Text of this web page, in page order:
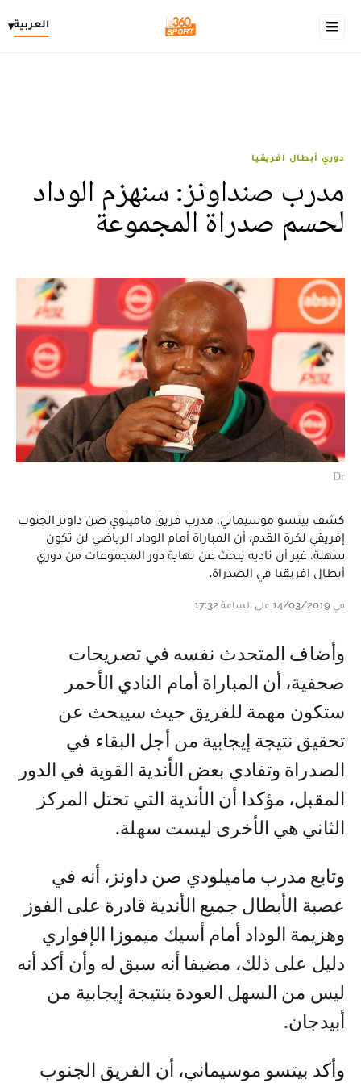
العربية▾
دوري أبطال افريقيا
مدرب صنداونز: سنهزم الوداد
لحسم صدراة المجموعة
Dr
كشف بيتسو موسيماني، مدرب فريق ماميلوي صن داونز الجنوب
إفريقي لكرة القدم، أن المباراة أمام الوداد الرياضي لن تكون
سهلة، غير أن ناديه يبحث عن نهاية دور المجموعات من دوري
أبطال افريقيا في الصدراة.
في 14/03/2019 على الساعة 17:32
وأضاف المتحدث نفسه في تصريحات
صحفية، أن المباراة أمام النادي الأحمر
ستكون مهمة للفريق حيث سيبحث عن
تحقيق نتيجة إيجابية من أجل البقاء في
الصدراة وتفادي بعض الأندية القوية في الدور
المقبل، مؤكدا أن الأندية التي تحتل المركز
الثاني هي الأخرى ليست سهلة.
وتابع مدرب ماميلودي صن داونز، أنه في
عصبة الأبطال جميع الأندية قادرة على الفوز
وهزيمة الوداد أمام أسيك ميموزا الإفواري
دليل على ذلك، مضيفا أنه سبق له وأن أكد أنه
ليس من السهل العودة بنتيجة إيجابية من
أبيدجان.
وأكد بيتسو موسيماني، أن الفريق الجنوب